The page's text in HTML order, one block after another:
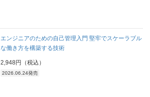
エンジニアのための自己管理入門 堅牢でスケーラブル
な働き方を構築する技術
2,948円（税込）
2026.06.24発売